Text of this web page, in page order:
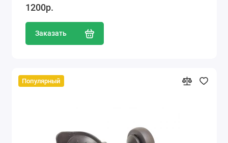
1200р.
Заказать
Популярный